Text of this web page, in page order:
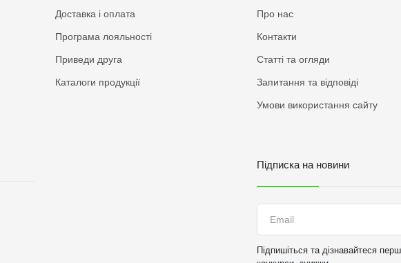
Доставка і оплата
Програма лояльності
Приведи друга
Каталоги продукції
Про нас
Контакти
Статті та огляди
Запитання та відповіді
Умови використання сайту
Підписка на новини
Підпишіться та дізнавайтеся